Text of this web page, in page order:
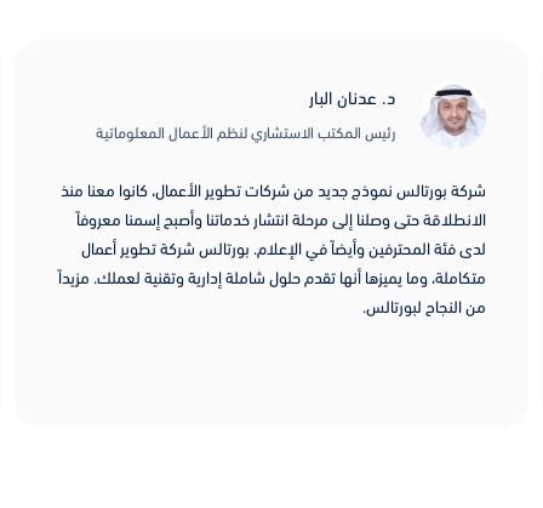
د. عدنان البار
رئيس المكتب الاستشاري لنظم الأعمال المعلوماتية
شركة بورتالس نموذج جديد من شركات تطوير الأعمال، كانوا معنا منذ
الانطلاقة حتى وصلنا إلى مرحلة انتشار خدماتنا وأصبح إسمنا معروفاً
لدى فئة المحترفين وأيضاً في الإعلام. بورتالس شركة تطوير أعمال
متكاملة، وما يميزها أنها تقدم حلول شاملة إدارية وتقنية لعملك. مزيداً
من النجاح لبورتالس.